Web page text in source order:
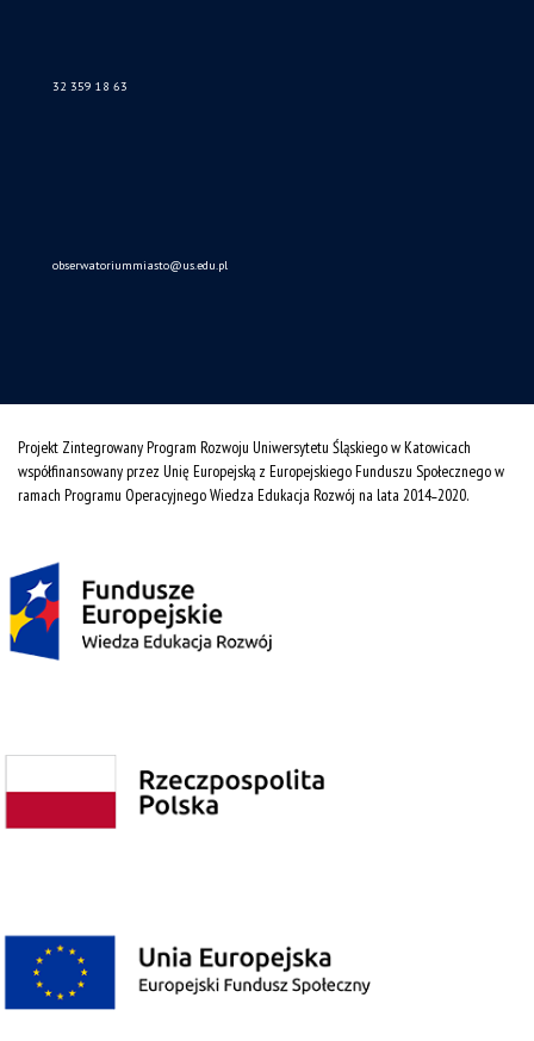
32 359 18 63
obserwatoriummiasto@us.edu.pl
Projekt Zintegrowany Program Rozwoju Uniwersytetu Śląskiego w Katowicach
współfinansowany przez Unię Europejską z Europejskiego Funduszu Społecznego w
ramach Programu Operacyjnego Wiedza Edukacja Rozwój na lata 2014˗2020.